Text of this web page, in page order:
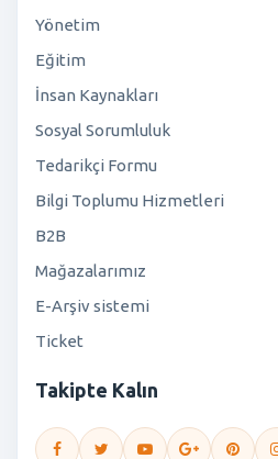
Yönetim
Eğitim
İnsan Kaynakları
Sosyal Sorumluluk
Tedarikçi Formu
Bilgi Toplumu Hizmetleri
B2B
Mağazalarımız
E-Arşiv sistemi
Ticket
Takipte Kalın